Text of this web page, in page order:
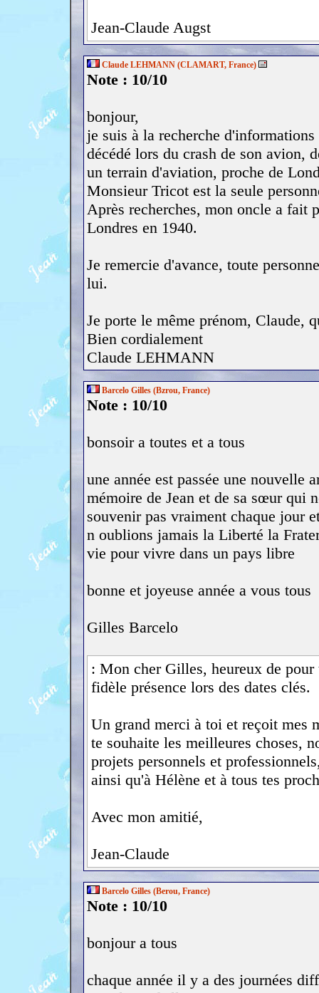
Jean-Claude Augst
Claude LEHMANN (CLAMART, France)
Note : 10/10
bonjour,
je suis à la recherche
décédé lors du crash de son avion,
un terrain d'aviation, proche de
Monsieur Tricot est la seule
Après recherches, mon oncle a fait
Londres en 1940.
Je remercie d'avance, toute
lui.
Je porte le même prénom, Claude,
Bien cordialement
Claude LEHMANN
Barcelo Gilles (Bzrou, France)
Note : 10/10
bonsoir a toutes et a tous
une année est passée une nouvelle
mémoire de Jean et de sa sœur qui
souvenir pas vraiment chaque jour
n oublions jamais la Liberté la
vie pour vivre dans un pays libre
bonne et joyeuse année a vous tous
Gilles Barcelo
: Mon cher Gilles, heureux de
fidèle présence lors des dates clés.
Un grand merci à toi et reçoit mes
te souhaite les meilleures choses,
projets personnels et
ainsi qu'à Hélène et à tous tes
Avec mon amitié,
Jean-Claude
Barcelo Gilles (Berou, France)
Note : 10/10
bonjour a tous
chaque année il y a des journées